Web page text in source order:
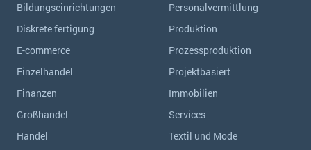
Bildungseinrichtungen
Diskrete fertigung
E-commerce
Einzelhandel
Finanzen
Großhandel
Handel
Personalvermittlung
Produktion
Prozessproduktion
Projektbasiert
Immobilien
Services
Textil und Mode